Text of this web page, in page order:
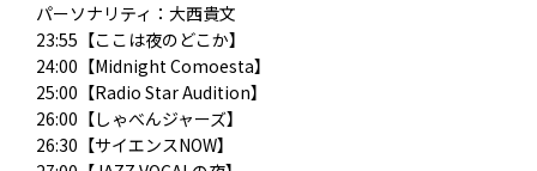
パーソナリティ：大西貴文
23:55【ここは夜のどこか】
24:00【Midnight Comoesta】
25:00【Radio Star Audition】
26:00【しゃべんジャーズ】
26:30【サイエンスNOW】